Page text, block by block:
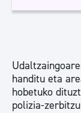
handitu eta
hobetuko
polizia-